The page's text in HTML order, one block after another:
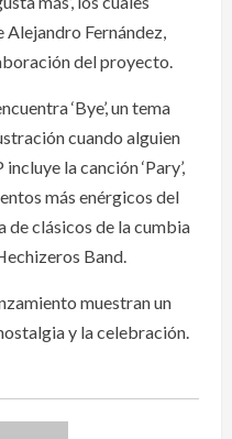
Fernández,
del proyecto.
‘Bye’, un tema
cuando alguien
la canción ‘Pary’,
más enérgicos del
de clásicos de la cumbia
Band.
muestran un
y la celebración.